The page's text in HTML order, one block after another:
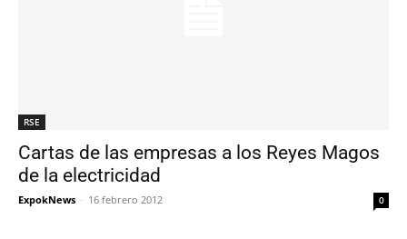
RSE
Cartas de las empresas a los Reyes Magos
de la electricidad
ExpokNews - 16 febrero 2012 0